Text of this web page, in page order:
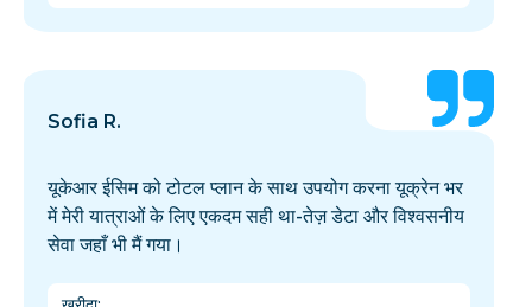
Sofia R.
यूकेआर ईसिम को टोटल प्लान के साथ उपयोग करना यूक्रेन भर
में मेरी यात्राओं के लिए एकदम सही था-तेज़ डेटा और विश्वसनीय
सेवा जहाँ भी मैं गया।